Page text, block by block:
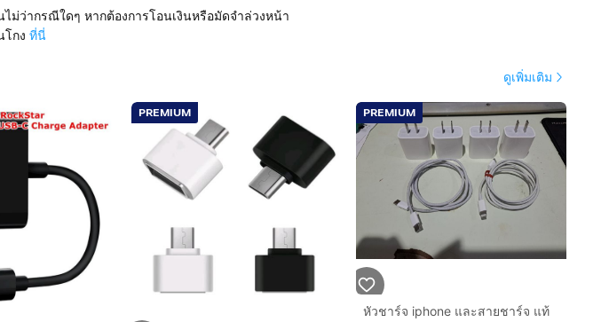
ไม่ว่ากรณีใดๆ หากต้องการโอนเงินหรือมัดจำล่วงหน้า
กง ที่นี่
ดูเพิ่มเติม
PREMIUM PREMIUM
หัวชาร์จ iphone และสายชาร์จ แท้